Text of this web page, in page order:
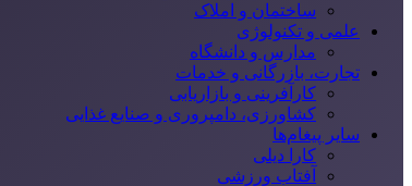
ساختمان و املاک
علمی و تکنولوژی
مدارس و دانشگاه
تجارت، بازرگانی و خدمات
کارآفرینی و بازاریابی
کشاورزی، دامپروری و صنایع غذایی
سایر پیغام‌ها
کارا دیلی
آفتاب ورزشی